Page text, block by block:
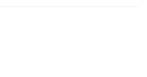
наружного/
LLDPE (линейный